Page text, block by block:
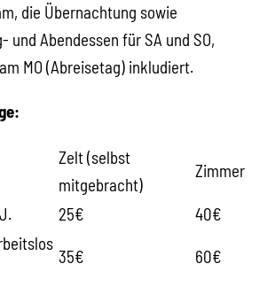
die Übernachtung sowie
und Abendessen für SA und SO,
MO (Abreisetag) inkludiert.
Zelt (selbst
mitgebracht)
Zimmer
25€
40€
35€ 60€